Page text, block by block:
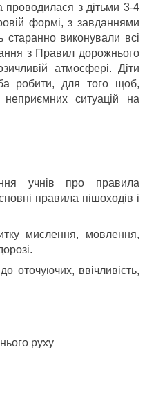
з дітьми 3-4
формі, з завданнями
старанно виконували всі
з Правил дорожнього
атмосфері. Діти
робити, для того щоб,
ситуацій на
учнів про правила
правила пішоходів і
мислення, мовлення,
оточуючих, ввічливість,
руху